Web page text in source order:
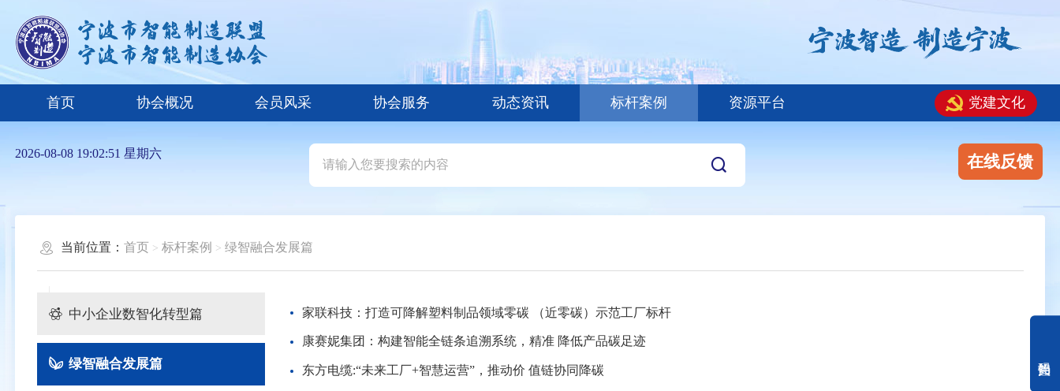
首页 协会概况 会员风采 协会服务 动态资讯 标杆案例 资源平台 党建文化
2026-08-08 19:02:51 星期六 在线反馈
当前位置：首页 标杆案例 绿智融合发展篇
中小企业数智化转型篇
绿智融合发展篇
家联科技：打造可降解塑料制品领域零碳 （近零碳）示范工厂标杆
康赛妮集团：构建智能全链条追溯系统，精准 降低产品碳足迹
东方电缆:“未来工厂+智慧运营”，推动价 值链协同降碳